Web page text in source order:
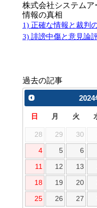
株式会社システム
情報の真相
1) 正確な情報と裁判
3) 誹謗中傷と意見論
過去の記事
2024
日 月 火
28 29 30
4 5 6
11 12 13
18 19 20
25 26 27